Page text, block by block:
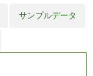
サンプルデータ